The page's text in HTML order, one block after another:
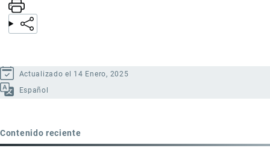
Actualizado el 14 Enero, 2025
Español
Contenido reciente